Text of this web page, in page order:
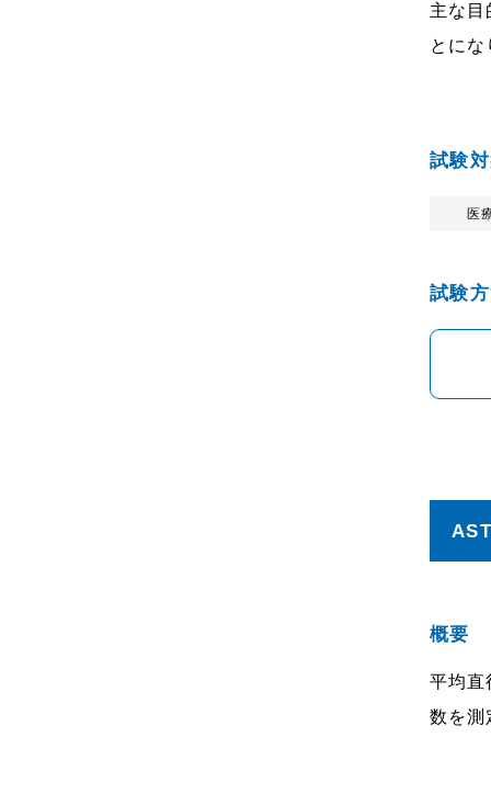
主な目
とにな
試験
医
試験
概要
平均直
数を測